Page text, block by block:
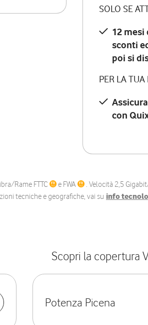
SOLO SE
12 mesi
sconti
poi si
PER LA
con
Rame FTTC e FWA . Velocità 2,5
tecniche e geografiche, vai su info
Scopri la copertura
Potenza Picena